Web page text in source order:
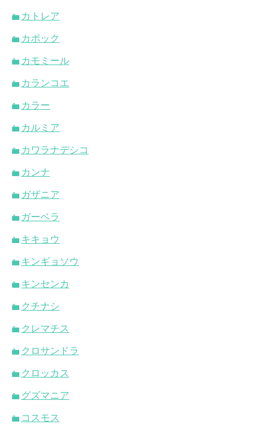
カトレア
カポック
カモミール
カランコエ
カラー
カルミア
カワラナデシコ
カンナ
ガザニア
ガーベラ
キキョウ
キンギョソウ
キンセンカ
クチナシ
クレマチス
クロサンドラ
クロッカス
グズマニア
コスモス